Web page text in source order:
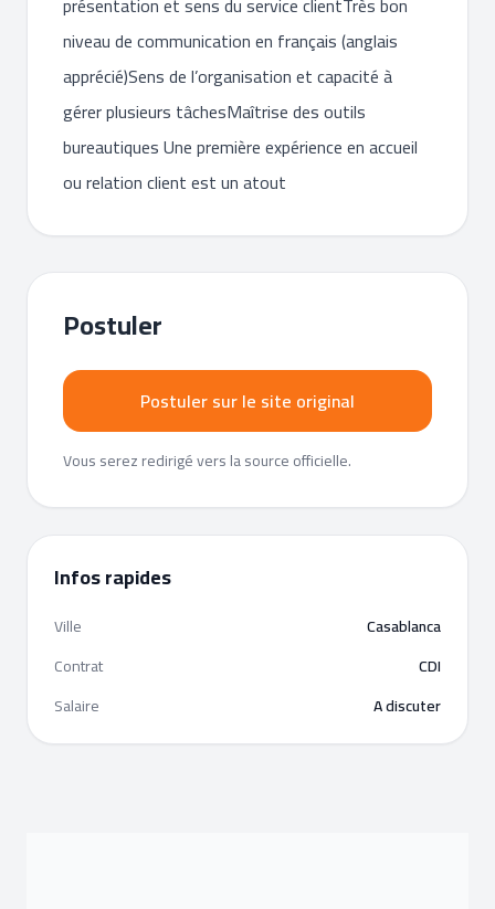
niveau de communication en français (anglais
apprécié)Sens de l’organisation et capacité à
gérer plusieurs tâchesMaîtrise des outils
bureautiques Une première expérience en accueil
ou relation client est un atout
Postuler
Postuler sur le site original
Vous serez redirigé vers la source officielle.
Infos rapides
Ville
Casablanca
Contrat
CDI
Salaire
A discuter